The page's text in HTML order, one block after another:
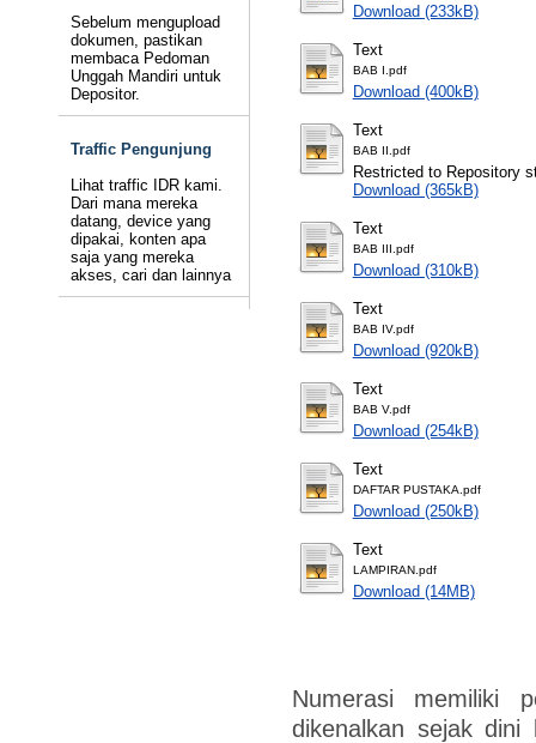
Sebelum mengupload
dokumen, pastikan
membaca Pedoman
Unggah Mandiri untuk
Depositor.
Traffic Pengunjung
Lihat traffic IDR kami.
Dari mana mereka
datang, device yang
dipakai, konten apa
saja yang mereka
akses, cari dan lainnya
Download (233kB)
Text
BAB I.pdf
Download (400kB)
Text
BAB II.pdf
Restricted to Repository
Download (365kB)
Text
BAB III.pdf
Download (310kB)
Text
BAB IV.pdf
Download (920kB)
Text
BAB V.pdf
Download (254kB)
Text
DAFTAR PUSTAKA.pdf
Download (250kB)
Text
LAMPIRAN.pdf
Download (14MB)
Numerasi memiliki
dikenalkan sejak dini